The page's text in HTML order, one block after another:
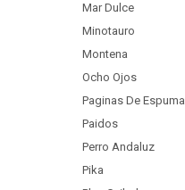
Mar Dulce
Minotauro
Montena
Ocho Ojos
Paginas De Espuma
Paidos
Perro Andaluz
Pika